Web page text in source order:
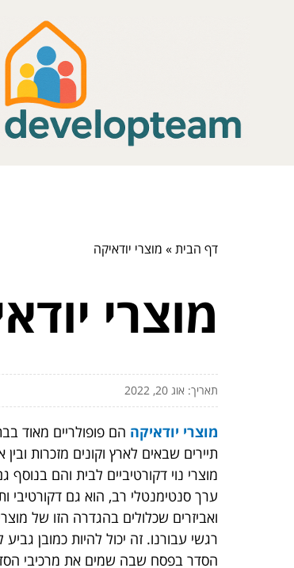
דף הבית» מוצרי יודאיקה
מוצרי
תאריך: אוג 20, 2022
מוצרי יודאיקה הם פופולריים מאוד
תיירים שבאים לארץ וקונים מזכרות
מוצרי נוי דקורטיביים לבית והם
ערך סנטימנטלי רב, הוא גם דקורטיבי
ואביזרים שכלולים בהגדרה הזו של
רגשי עבורנו. זה יכול להיות כמובן
הסדר בפסח שבה שמים את מרכיבי